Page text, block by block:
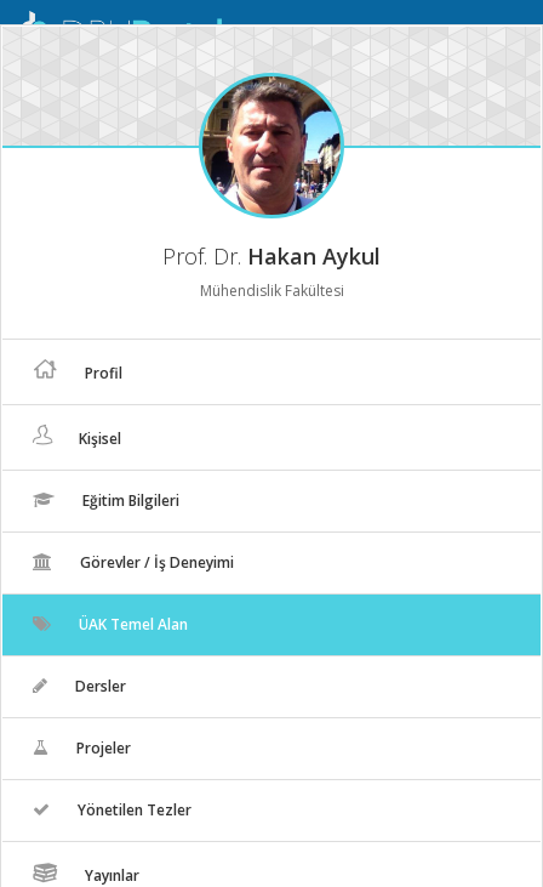
Mobil
Prof. Dr. Hakan Aykul
Mühendislik Fakültesi
Profil
Kişisel
Eğitim Bilgileri
Görevler / İş Deneyimi
ÜAK Temel Alan
Dersler
Projeler
Yönetilen Tezler
Yayınlar